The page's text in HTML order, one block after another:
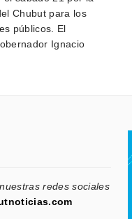
Chubut para los
públicos. El
Ignacio
redes sociales